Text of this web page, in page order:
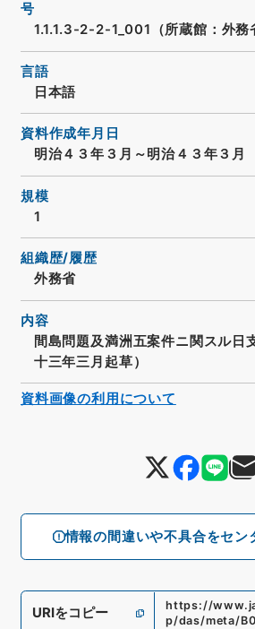
情報の間違いや不具合をセン
号
1.1.1.3-2-2-1_001（所蔵館：外務
言語
日本語
資料作成年月日
明治４３年３月～明治４３年３月
規模
1
組織歴/履歴
外務省
内容
間島問題及満洲五案件ニ関スル日
十三年三月起草）
URIをコピー
https://
p/das/meta/
資料画像の利用について